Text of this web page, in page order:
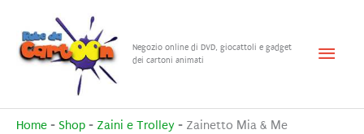
contenuto
Negozio online di DVD, giocattoli e gadget
dei cartoni animati
Menu
Home - Shop - Zaini e Trolley - Zainetto Mia & Me